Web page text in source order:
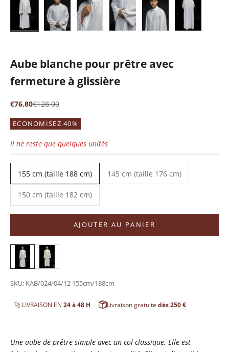
Aube blanche pour prêtre avec
fermeture à glissière
Prix de vente
€76,80Prix normal
€128,00
ECONOMISEZ 40%
Il ne reste que quelques unités
155 cm (taille 188 cm) 145 cm (taille 176 cm)
150 cm (taille 182 cm)
AJOUTER AU PANIER
SKU: KAB/024/04/12 155cm/188cm
🚀 LIVRAISON EN 24 à 48 H Livraison gratuite dès 250 €
Une aube de prêtre simple avec un col classique. Elle est